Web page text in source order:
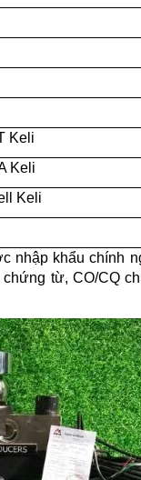
Keli
Keli
Keli
nhập khẩu chính
từ, CO/CQ